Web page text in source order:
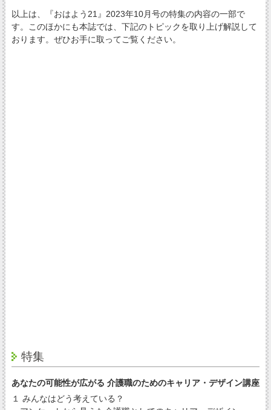
以上は、『おはよう21』2023年10月号の特集の内容の一部で
す。このほかにも本誌では、下記のトピックを取り上げ解説して
おります。ぜひお手に取ってご覧ください。
特集
あなたの可能性が広がる 介護職のためのキャリア・デザイン講座
１ みんなはどう考えている？